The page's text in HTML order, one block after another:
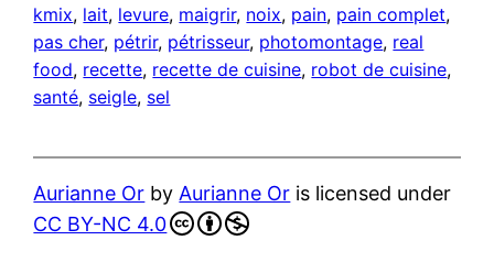
kmix, lait, levure, maigrir, noix, pain, pain complet
pas cher, pétrir, pétrisseur, photomontage, real
food, recette, recette de cuisine, robot de cuisine
santé, seigle, sel
Aurianne Or by Aurianne Or is licensed under
CC BY-NC 4.0